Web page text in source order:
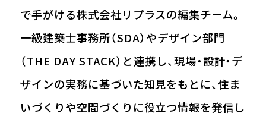
で手がける株式会社リプラスの編集チーム。
一級建築士事務所（SDA）やデザイン部門
（THE DAY STACK）と連携し、現場・設計・デ
ザインの実務に基づいた知見をもとに、住ま
いづくりや空間づくりに役立つ情報を発信し